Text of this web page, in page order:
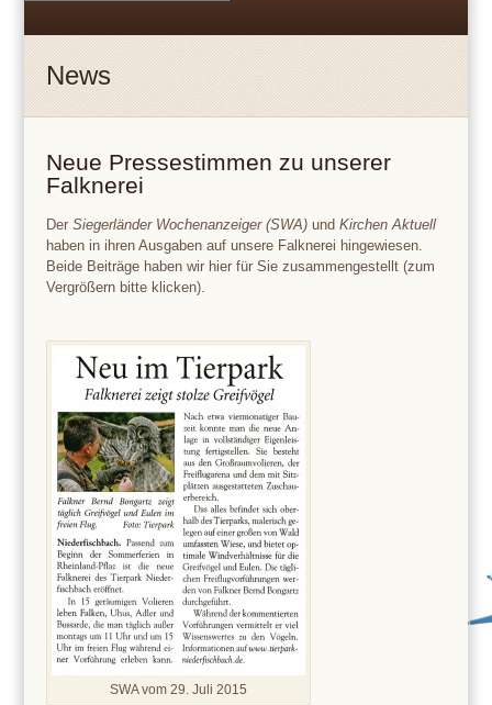
News
Neue Pressestimmen zu unserer
Falknerei
DerSiegerländer Wochenanzeiger (SWA)undKirchen Aktuell
haben in ihren Ausgaben auf unsere Falknerei hingewiesen.
Beide Beiträge haben wir hier für Sie zusammengestellt (zum
Vergrößern bitte klicken).
SWA vom 29. Juli 2015